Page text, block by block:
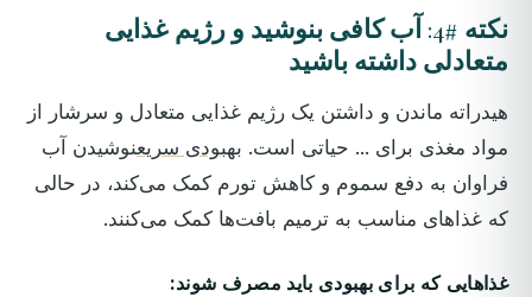
نکته #4: آب کافی بنوشید و رژیم غذایی
متعادلی داشته باشید
هیدراته ماندن و داشتن یک رژیم غذایی متعادل و سرشار از
مواد مغذی برای ... حیاتی است. بهبودی سریعنوشیدن آب
فراوان به دفع سموم و کاهش تورم کمک می‌کند، در حالی
که غذاهای مناسب به ترمیم بافت‌ها کمک می‌کنند.
غذاهایی که برای بهبودی باید مصرف شوند: